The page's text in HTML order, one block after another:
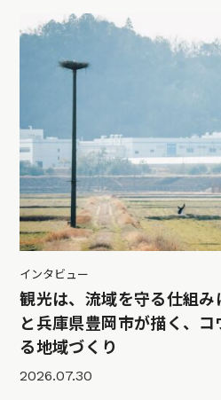
インタビュー
観光は、流域を守る仕組
と兵庫県豊岡市が描く、
る地域づくり
2026.07.30